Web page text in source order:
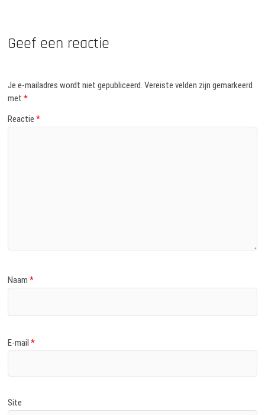
Geef een reactie
Je e-mailadres wordt niet gepubliceerd. Vereiste velden zijn gemarkeerd
met*
Reactie*
Naam*
E-mail*
Site